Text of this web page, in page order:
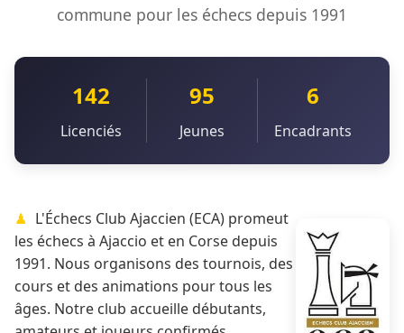
commune pour les échecs depuis 1991
142
Licenciés
95
Jeunes
6
Encadrants
L'Échecs Club Ajaccien (ECA) promeut
les échecs à Ajaccio et en Corse depuis
1991. Nous organisons des tournois, des
cours et des animations pour tous les
âges. Notre club accueille débutants,